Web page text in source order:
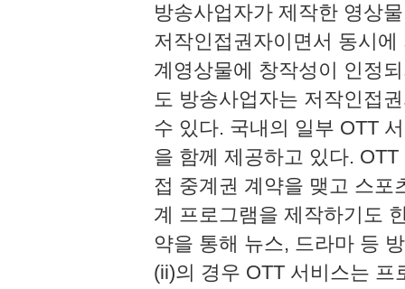
방송사업자가 제작한 영상
저작인접권자이면서 동시
계영상물에 창작성이 인정
도 방송사업자는 저작인접
수 있다. 국내의 일부 OTT
을 함께 제공하고 있다.
접 중계권 계약을 맺고 스포
계 프로그램을 제작하기도
약을 통해 뉴스, 드라마 등
(ii)의 경우 OTT 서비스는